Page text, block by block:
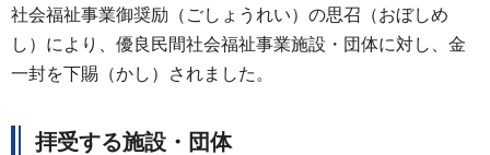
社会福祉事業御奨励（ごしょうれい）の思召（おぼしめ
し）により、優良民間社会福祉事業施設・団体に対し、金
一封を下賜（かし）されました。
拝受する施設・団体